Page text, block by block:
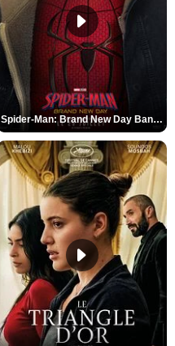
Spider-Man: Brand New Day Bande-annonce VO STFR